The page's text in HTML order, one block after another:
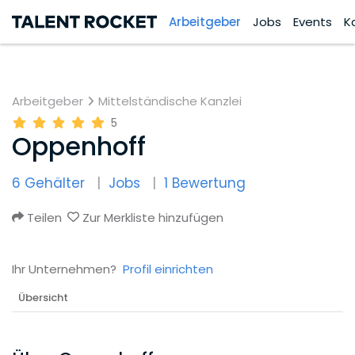
Arbeitgeber Jobs Events
Arbeitgeber Mittelständische Kanzlei
5
Oppenhoff
6 Gehälter Jobs 1 Bewertung
Teilen Zur Merkliste hinzufügen
Ihr Unternehmen? Profil einrichten
Übersicht